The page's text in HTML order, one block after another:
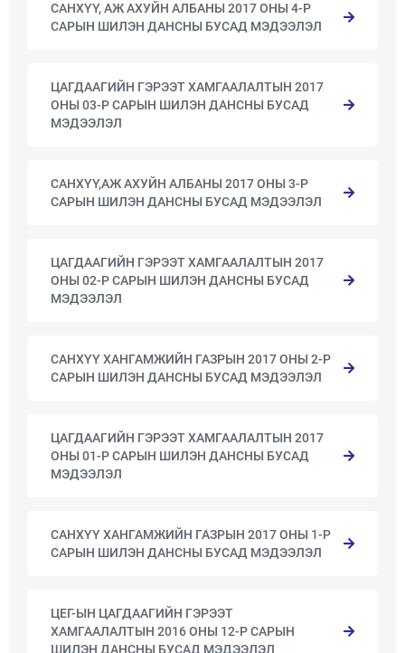
САНХҮҮ, АЖ АХУЙН АЛБАНЫ 2017 ОНЫ 4-Р
САРЫН ШИЛЭН ДАНСНЫ БУСАД МЭДЭЭЛЭЛ
ЦАГДААГИЙН ГЭРЭЭТ ХАМГААЛАЛТЫН 2017
ОНЫ 03-Р САРЫН ШИЛЭН ДАНСНЫ БУСАД
МЭДЭЭЛЭЛ
САНХҮҮ,АЖ АХУЙН АЛБАНЫ 2017 ОНЫ 3-Р
САРЫН ШИЛЭН ДАНСНЫ БУСАД МЭДЭЭЛЭЛ
ЦАГДААГИЙН ГЭРЭЭТ ХАМГААЛАЛТЫН 2017
ОНЫ 02-Р САРЫН ШИЛЭН ДАНСНЫ БУСАД
МЭДЭЭЛЭЛ
САНХҮҮ ХАНГАМЖИЙН ГАЗРЫН 2017 ОНЫ 2-Р
САРЫН ШИЛЭН ДАНСНЫ БУСАД МЭДЭЭЛЭЛ
ЦАГДААГИЙН ГЭРЭЭТ ХАМГААЛАЛТЫН 2017
ОНЫ 01-Р САРЫН ШИЛЭН ДАНСНЫ БУСАД
МЭДЭЭЛЭЛ
САНХҮҮ ХАНГАМЖИЙН ГАЗРЫН 2017 ОНЫ 1-Р
САРЫН ШИЛЭН ДАНСНЫ БУСАД МЭДЭЭЛЭЛ
ЦЕГ-ЫН ЦАГДААГИЙН ГЭРЭЭТ
ХАМГААЛАЛТЫН 2016 ОНЫ 12-Р САРЫН
ШИЛЭН ДАНСНЫ БУСАД МЭДЭЭЛЭЛ